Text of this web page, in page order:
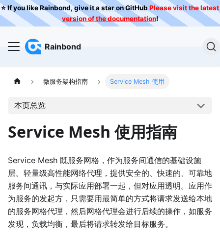
⭐️ If you like Rainbond,give it a star on GitHub Please visit the latest
version of the documentation!
Rainbond
微服务架构指南 Service Mesh 使用
本页总览
Service Mesh 使用指南
Service Mesh 既服务网格，作为服务间通信的基础设施
层。轻量级高性能网络代理，提供安全的、快速的、可靠地
服务间通讯，与实际应用部署一起，但对应用透明。应用作
为服务的发起方，只需要用最简单的方式将请求发送给本地
的服务网格代理，然后网格代理会进行后续的操作，如服务
发现，负载均衡，最后将请求转发给目标服务。